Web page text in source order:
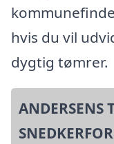
hvis du vil
dygtig tømrer.
ANDERSENS